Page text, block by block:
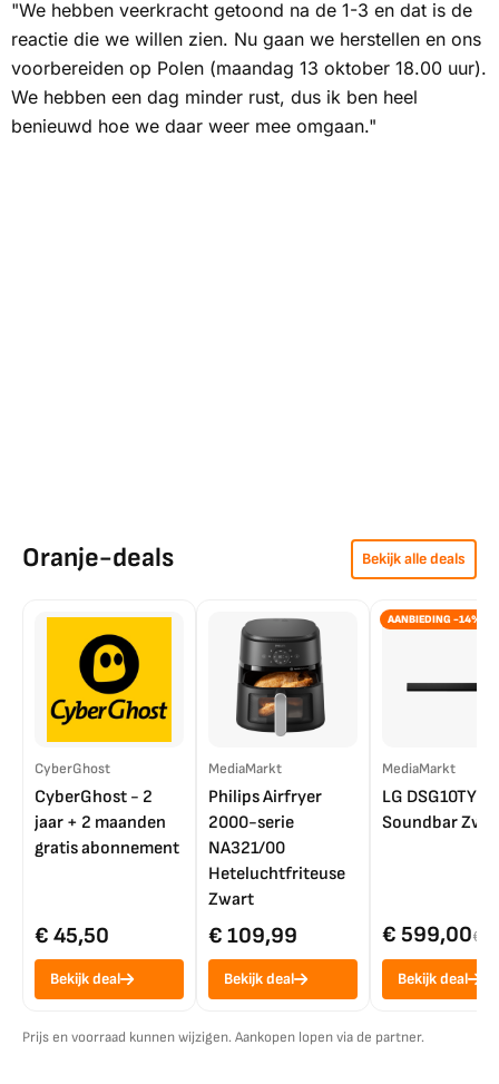
"We hebben veerkracht getoond na de 1-3 en dat is de
reactie die we willen zien. Nu gaan we herstellen en ons
voorbereiden op Polen (maandag 13 oktober 18.00 uur).
We hebben een dag minder rust, dus ik ben heel
benieuwd hoe we daar weer mee omgaan."
Oranje-deals Bekijk alle deals
CyberGhost
CyberGhost - 2
jaar + 2 maanden
gratis abonnement
€ 45,50
Bekijk deal
MediaMarkt
Philips Airfryer
2000-serie
NA321/00
Heteluchtfriteuse
Zwart
€ 109,99
Bekijk deal
AANBIEDING -14%
MediaMarkt
LG DSG10TY
Soundbar
€ 599,00€
Bekijk deal
Prijs en voorraad kunnen wijzigen. Aankopen lopen via de partner.